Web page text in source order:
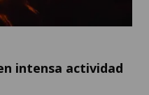
intensa actividad